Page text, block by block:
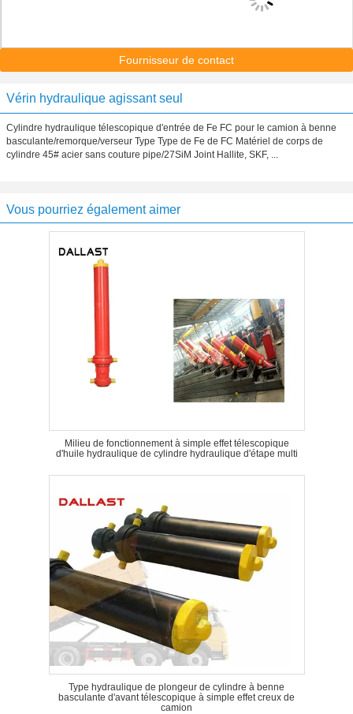
Fournisseur de contact
Vérin hydraulique agissant seul
Cylindre hydraulique télescopique d'entrée de Fe FC pour le camion à benne
basculante/remorque/verseur Type Type de Fe de FC Matériel de corps de
cylindre 45# acier sans couture pipe/27SiM Joint Hallite, SKF, ...
Vous pourriez également aimer
Milieu de fonctionnement à simple effet télescopique
d'huile hydraulique de cylindre hydraulique d'étape multi
Type hydraulique de plongeur de cylindre à benne
basculante d'avant télescopique à simple effet creux de
camion